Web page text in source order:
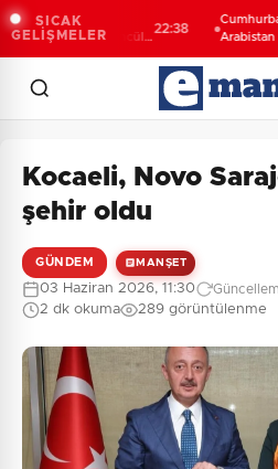
SICAK
GELİŞMELER
Şahin Biba:
bütüncül
Arabistan
Kocaeli, Novo
şehir oldu
GÜNDEM MANŞET
03 Haziran 2026, 11:30
2 dk okuma 289 görüntülenme